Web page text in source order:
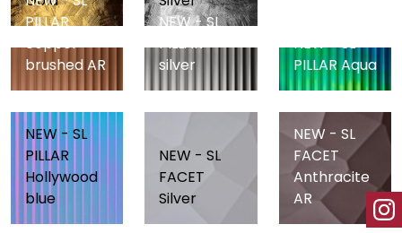
PILLAR
copper
brushed AR
NEW - SL
PILLAR
silver
NEW - SL
PILLAR Aqua
NEW - SL
PILLAR
Hollywood
blue
NEW - SL
FACET
Silver
NEW - SL
FACET
Anthracite
AR